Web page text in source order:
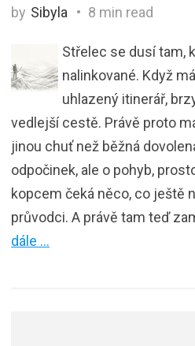
by Sibyla 8 min read
Střelec se dusí tam,
nalinkované. Když
uhlazený itinerář,
vedlejší cestě. Právě proto
jinou chuť než běžná
odpočinek, ale o pohyb,
kopcem čeká něco, co ještě
průvodci. A právě tam teď
dále …